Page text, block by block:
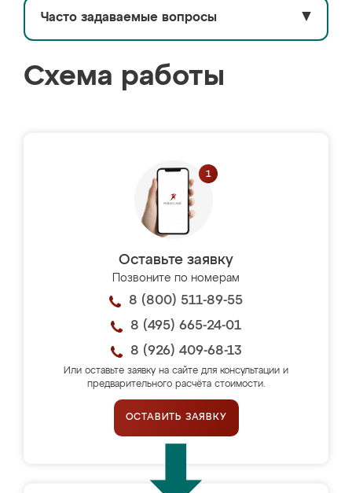
Часто задаваемые вопросы ▼
Схема работы
Оставьте заявку
Позвоните по номерам
8 (800) 511-89-55
8 (495) 665-24-01
8 (926) 409-68-13
Или оставьте заявку на сайте для консультации и
предварительного расчёта стоимости.
ОСТАВИТЬ ЗАЯВКУ